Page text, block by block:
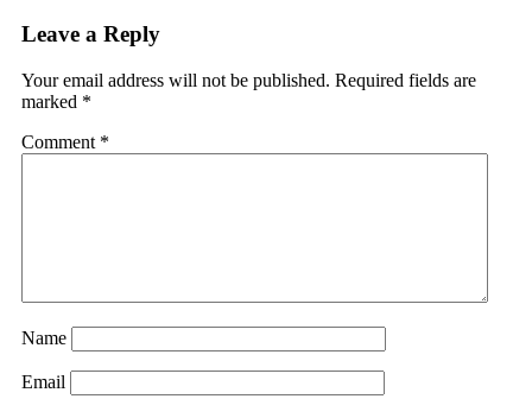
Leave a Reply
Your email address will not be published. Required fields are
marked *
Comment *
Name
Email